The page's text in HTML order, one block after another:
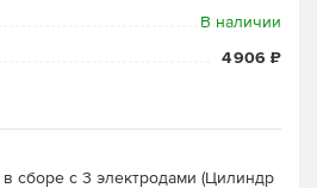
В наличии
4 906 ₽
сборе с 3 электродами (Цилиндр